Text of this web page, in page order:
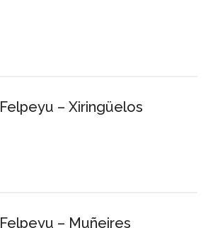
Felpeyu – Xiringüelos
Felpeyu – Muñeires